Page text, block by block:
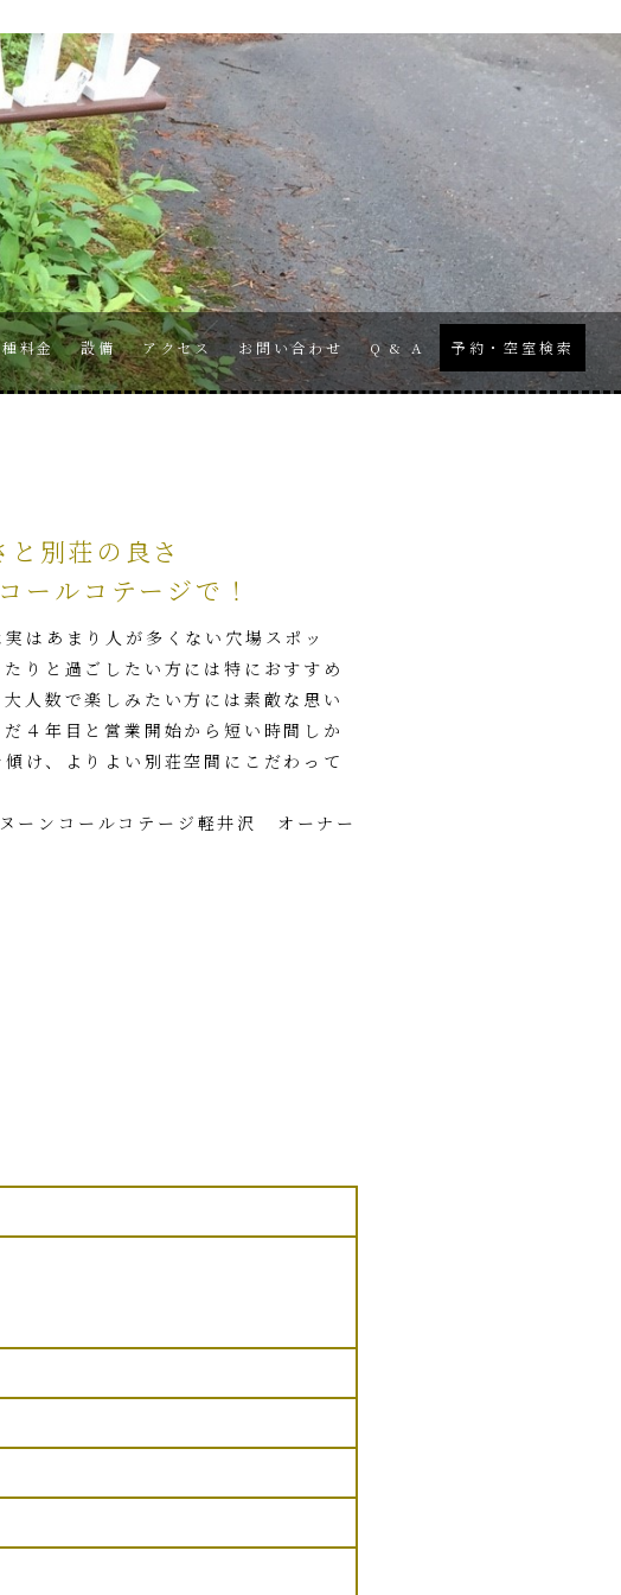
料金 設備 アクセス お問い合わせ Q & A 予約・空室検索
別荘の良さ
ールコテージで！
はあまり人が多くない穴場スポッ
りと過ごしたい方には特におすすめ
人数で楽しみたい方には素敵な思い
４年目と営業開始から短い時間しか
け、よりよい別荘空間にこだわって
ヌーンコールコテージ軽井沢 オーナー